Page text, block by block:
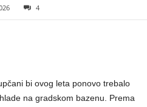
4
bi ovog leta ponovo trebalo
na gradskom bazenu. Prema